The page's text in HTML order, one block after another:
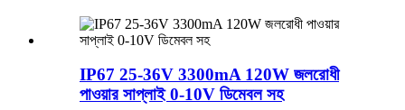
IP67 25-36V 3300mA 120W জলরোধী
পাওয়ার সাপ্লাই 0-10V ডিমেবল সহ